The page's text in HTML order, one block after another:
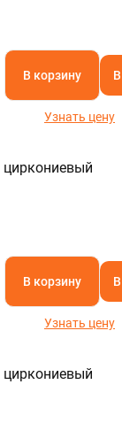
В корзину
Узнать цену
циркониевый
В корзину
Узнать цену
циркониевый